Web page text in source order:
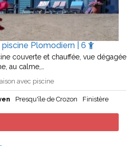
Plomodiern | 6
couverte et chauffée, vue dégagée
au calme,…
avec piscine
Presqu'île de Crozon
Finistère